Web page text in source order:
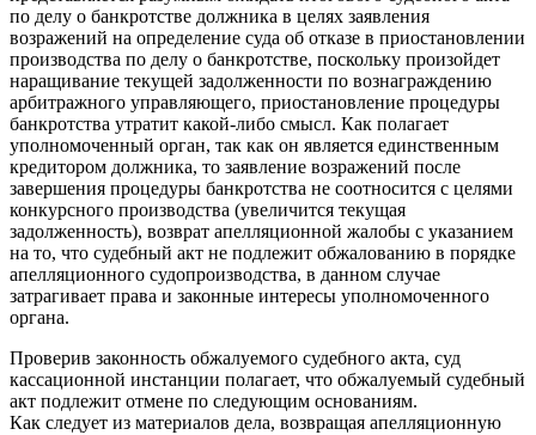
по делу о банкротстве должника в целях заявления
возражений на определение суда об отказе в приостановлении
производства по делу о банкротстве, поскольку произойдет
наращивание текущей задолженности по вознаграждению
арбитражного управляющего, приостановление процедуры
банкротства утратит какой-либо смысл. Как полагает
уполномоченный орган, так как он является единственным
кредитором должника, то заявление возражений после
завершения процедуры банкротства не соотносится с целями
конкурсного производства (увеличится текущая
задолженность), возврат апелляционной жалобы с указанием
на то, что судебный акт не подлежит обжалованию в порядке
апелляционного судопроизводства, в данном случае
затрагивает права и законные интересы уполномоченного
органа.
Проверив законность обжалуемого судебного акта, суд
кассационной инстанции полагает, что обжалуемый судебный
акт подлежит отмене по следующим основаниям.
Как следует из материалов дела, возвращая апелляционную